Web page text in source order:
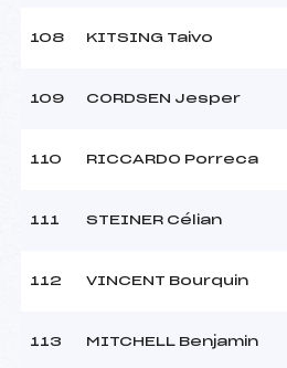
108 KITSING Taivo
109 CORDSEN Jesper
110 RICCARDO Porreca
111 STEINER Célian
112 VINCENT Bourquin
113 MITCHELL Benjamin